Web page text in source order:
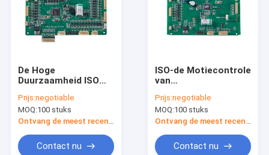
De Hoge
Duurzaamheid ISO
Controlesystemen
van de Asmotie/Ce-
Certificatie
Prijs:negotiable
MOQ:100 stuks
Contact nu
ISO-de Motiecontrole
van
6 Asstepper
Prijs:negotiable
MOQ:100 stuks
Contact nu